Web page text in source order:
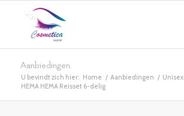
Aanbiedingen
U bevindt zich hier: Home / Aanbiedingen / Unisex
HEMA HEMA Reisset 6-delig